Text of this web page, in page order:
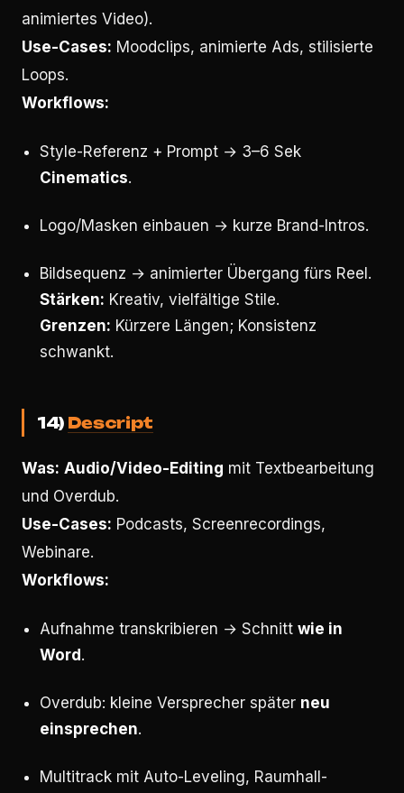
animiertes Video).
Use-Cases: Moodclips, animierte Ads, stilisierte
Loops.
Workflows:
Style-Referenz + Prompt → 3–6 Sek
Cinematics.
Logo/Masken einbauen → kurze Brand-Intros.
Bildsequenz → animierter Übergang fürs Reel.
Stärken: Kreativ, vielfältige Stile.
Grenzen: Kürzere Längen; Konsistenz
schwankt.
14) Descript
Was: Audio/Video-Editing mit Textbearbeitung
und Overdub.
Use-Cases: Podcasts, Screenrecordings,
Webinare.
Workflows:
Aufnahme transkribieren → Schnitt wie in
Word .
Overdub: kleine Versprecher später neu
einsprechen.
Multitrack mit Auto-Leveling, Raumhall-